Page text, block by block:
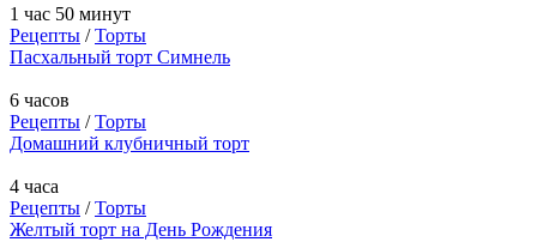
1 час 50 минут
Рецепты /Торты
Пасхальный торт Симнель
6 часов
Рецепты /Торты
Домашний клубничный торт
4 часа
Рецепты /Торты
Желтый торт на День Рождения